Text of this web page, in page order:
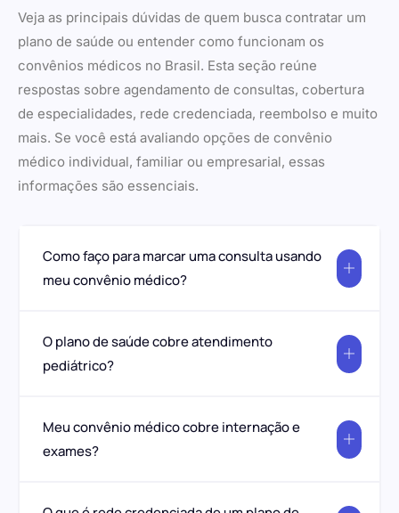
Veja as principais dúvidas de quem busca contratar um
plano de saúde ou entender como funcionam os
convênios médicos no Brasil. Esta seção reúne
respostas sobre agendamento de consultas, cobertura
de especialidades, rede credenciada, reembolso e muito
mais. Se você está avaliando opções de convênio
médico individual, familiar ou empresarial, essas
informações são essenciais.
Como faço para marcar uma consulta usando
meu convênio médico?
O plano de saúde cobre atendimento
pediátrico?
Meu convênio médico cobre internação e
exames?